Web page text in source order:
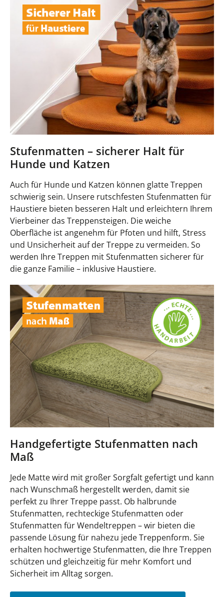
Stufenmatten – sicherer Halt für
Hunde und Katzen
Auch für Hunde und Katzen können glatte Treppen
schwierig sein. Unsere rutschfesten Stufenmatten für
Haustiere bieten besseren Halt und erleichtern Ihrem
Vierbeiner das Treppensteigen. Die weiche
Oberfläche ist angenehm für Pfoten und hilft, Stress
und Unsicherheit auf der Treppe zu vermeiden. So
werden Ihre Treppen mit Stufenmatten sicherer für
die ganze Familie – inklusive Haustiere.
Handgefertigte Stufenmatten nach
Maß
Jede Matte wird mit großer Sorgfalt gefertigt und kann
nach Wunschmaß hergestellt werden, damit sie
perfekt zu Ihrer Treppe passt. Ob halbrunde
Stufenmatten, rechteckige Stufenmatten oder
Stufenmatten für Wendeltreppen – wir bieten die
passende Lösung für nahezu jede Treppenform. Sie
erhalten hochwertige Stufenmatten, die Ihre Treppen
schützen und gleichzeitig für mehr Komfort und
Sicherheit im Alltag sorgen.